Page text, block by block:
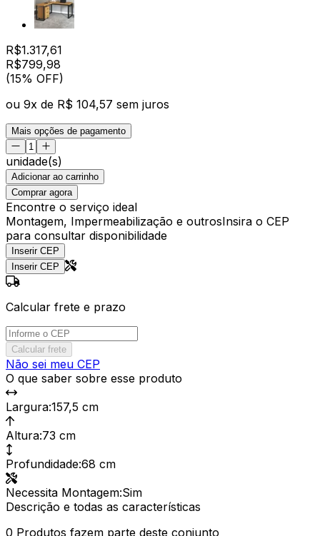
R$1.317,61
R$799,98
(15% OFF)
ou 9x de R$ 104,57 sem juros
Mais opções de pagamento
unidade(s)
Adicionar ao carrinho
Comprar agora
Encontre o serviço ideal
Montagem, Impermeabilização e outrosInsira o CEP
para consultar disponibilidade
Inserir CEP
Inserir CEP
Calcular frete e prazo
Calcular frete
Não sei meu CEP
O que saber sobre esse produto
Largura:157,5 cm
Altura:73 cm
Profundidade:68 cm
Necessita Montagem:Sim
Descrição e todas as características
0 Produtos fazem parte deste conjunto